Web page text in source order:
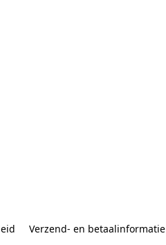
Verzend- en betaalinformatie